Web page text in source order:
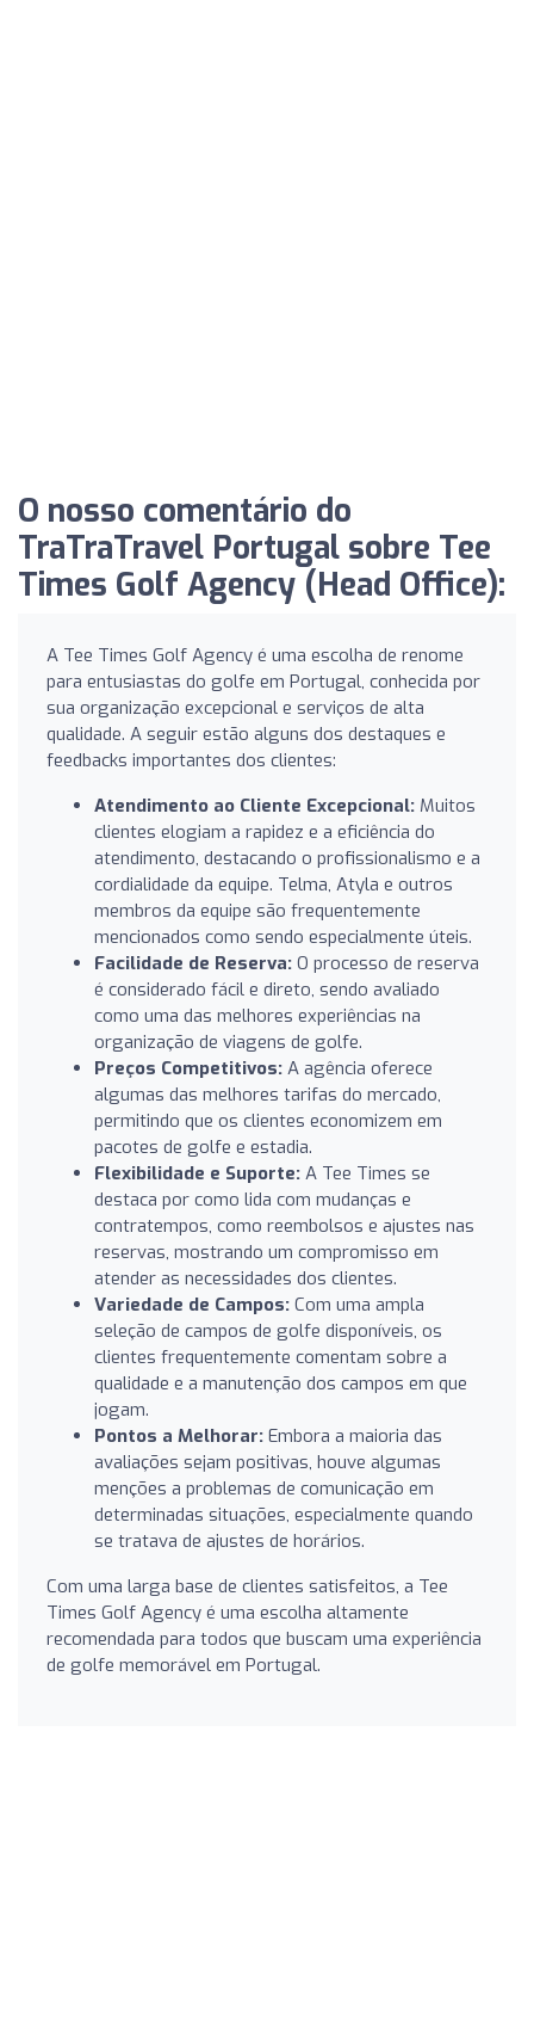
O nosso comentário do
TraTraTravel Portugal sobre Tee
Times Golf Agency (Head Office):
A Tee Times Golf Agency é uma escolha de renome
para entusiastas do golfe em Portugal, conhecida por
sua organização excepcional e serviços de alta
qualidade. A seguir estão alguns dos destaques e
feedbacks importantes dos clientes:
Atendimento ao Cliente Excepcional: Muitos
clientes elogiam a rapidez e a eficiência do
atendimento, destacando o profissionalismo e a
cordialidade da equipe. Telma, Atyla e outros
membros da equipe são frequentemente
mencionados como sendo especialmente úteis.
Facilidade de Reserva: O processo de reserva
é considerado fácil e direto, sendo avaliado
como uma das melhores experiências na
organização de viagens de golfe.
Preços Competitivos: A agência oferece
algumas das melhores tarifas do mercado,
permitindo que os clientes economizem em
pacotes de golfe e estadia.
Flexibilidade e Suporte: A Tee Times se
destaca por como lida com mudanças e
contratempos, como reembolsos e ajustes nas
reservas, mostrando um compromisso em
atender as necessidades dos clientes.
Variedade de Campos: Com uma ampla
seleção de campos de golfe disponíveis, os
clientes frequentemente comentam sobre a
qualidade e a manutenção dos campos em que
jogam.
Pontos a Melhorar: Embora a maioria das
avaliações sejam positivas, houve algumas
menções a problemas de comunicação em
determinadas situações, especialmente quando
se tratava de ajustes de horários.
Com uma larga base de clientes satisfeitos, a Tee
Times Golf Agency é uma escolha altamente
recomendada para todos que buscam uma experiência
de golfe memorável em Portugal.